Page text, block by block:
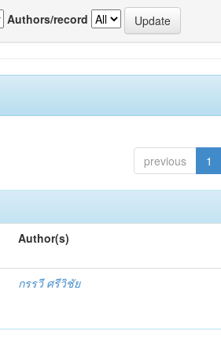
Authors/record
previous 1
Author(s)
กรรวี ศรีวิชัย